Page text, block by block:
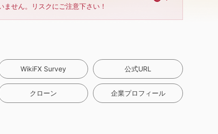
せん。リスクにご注意下さい！
WikiFX Survey 公式URL
クローン 企業プロフィール